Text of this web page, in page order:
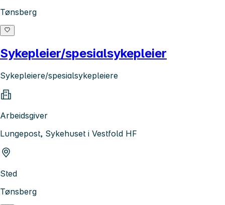
Tønsberg
Sykepleier/spesialsykepleier
Sykepleiere/spesialsykepleiere
Arbeidsgiver
Lungepost, Sykehuset i Vestfold HF
Sted
Tønsberg